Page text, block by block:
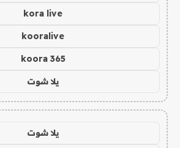
kora live
kooralive
koora 365
يلا شوت
يلا شوت